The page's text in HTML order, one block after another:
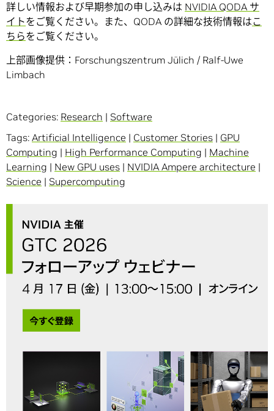
詳しい情報および早期参加の申し込みは NVIDIA QODA サ
イトをご覧ください。また、QODA の詳細な技術情報はこ
ちらをご覧ください。
上部画像提供：Forschungszentrum Jülich / Ralf-Uwe
Limbach
Categories: Research | Software
Tags: Artificial Intelligence | Customer Stories | GPU
Computing | High Performance Computing | Machine
Learning | New GPU uses | NVIDIA Ampere architecture |
Science | Supercomputing